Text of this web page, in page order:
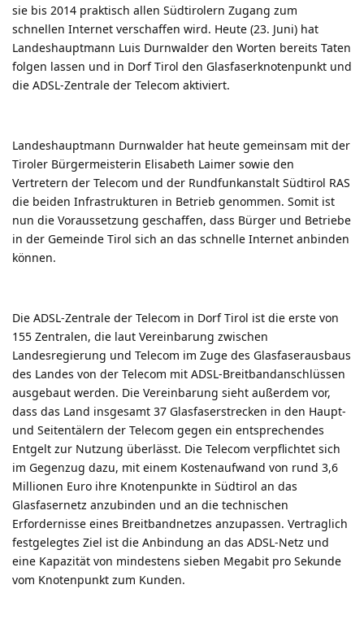
sie bis 2014 praktisch allen Südtirolern Zugang zum
schnellen Internet verschaffen wird. Heute (23. Juni) hat
Landeshauptmann Luis Durnwalder den Worten bereits Taten
folgen lassen und in Dorf Tirol den Glasfaserknotenpunkt und
die ADSL-Zentrale der Telecom aktiviert.
Landeshauptmann Durnwalder hat heute gemeinsam mit der
Tiroler Bürgermeisterin Elisabeth Laimer sowie den
Vertretern der Telecom und der Rundfunkanstalt Südtirol RAS
die beiden Infrastrukturen in Betrieb genommen. Somit ist
nun die Voraussetzung geschaffen, dass Bürger und Betriebe
in der Gemeinde Tirol sich an das schnelle Internet anbinden
können.
Die ADSL-Zentrale der Telecom in Dorf Tirol ist die erste von
155 Zentralen, die laut Vereinbarung zwischen
Landesregierung und Telecom im Zuge des Glasfaserausbaus
des Landes von der Telecom mit ADSL-Breitbandanschlüssen
ausgebaut werden. Die Vereinbarung sieht außerdem vor,
dass das Land insgesamt 37 Glasfaserstrecken in den Haupt-
und Seitentälern der Telecom gegen ein entsprechendes
Entgelt zur Nutzung überlässt. Die Telecom verpflichtet sich
im Gegenzug dazu, mit einem Kostenaufwand von rund 3,6
Millionen Euro ihre Knotenpunkte in Südtirol an das
Glasfasernetz anzubinden und an die technischen
Erfordernisse eines Breitbandnetzes anzupassen. Vertraglich
festgelegtes Ziel ist die Anbindung an das ADSL-Netz und
eine Kapazität von mindestens sieben Megabit pro Sekunde
vom Knotenpunkt zum Kunden.